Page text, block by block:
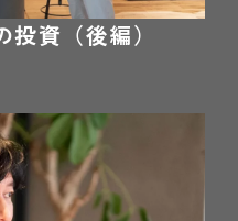
資（後編）